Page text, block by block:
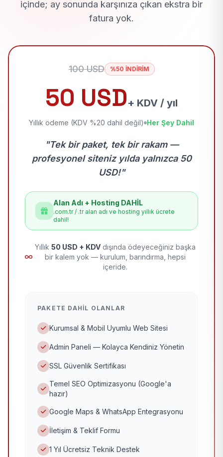
içinde; ay sonunda karşınıza çıkan ekstra bir
fatura yok.
100 USD %50 İNDİRİM
50 USD+ KDV / yıl
Yıllık ödeme (KDV %20 dahil değil) Her Şey Dahil
"Tek bir paket, tek bir rakam —
profesyonel siteniz yılda yalnızca 50
USD!"
Alan Adı + Hosting DAHİL
.com.tr / .tr alan adı ve hosting yıllık ücrete
dahil!
Yıllık 50 USD + KDV dışında ödeyeceğiniz başka
bir kalem yok — kurulum, barındırma, hepsi
içeride.
PAKETE DAHIL OLANLAR
Kurumsal & Mobil Uyumlu Web Sitesi
Admin Paneli — Kolayca Kendiniz Yönetin
SSL Güvenlik Sertifikası
Temel SEO Optimizasyonu (Google'a
hazır)
Google Maps & WhatsApp Entegrasyonu
İletişim & Teklif Formu
1 Yıl Ücretsiz Teknik Destek